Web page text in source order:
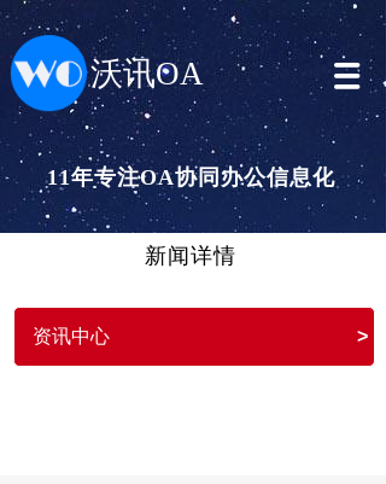
沃讯OA
11年专注OA协同办公信息化
新闻详情
资讯中心 >